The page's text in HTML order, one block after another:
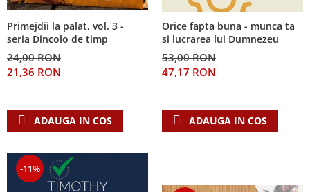
Primejdii la palat, vol. 3 -
seria Dincolo de timp
24,00 RON
21,36 RON
ADAUGA IN COS
Orice fapta buna - munca ta
si lucrarea lui Dumnezeu
53,00 RON
47,17 RON
ADAUGA IN COS
-11%